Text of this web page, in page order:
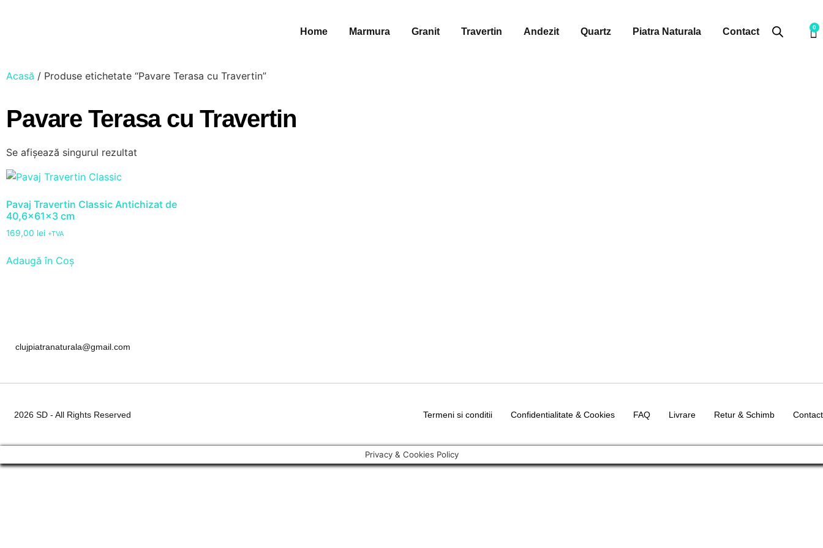
Home Marmura Granit Travertin Andezit Quartz Piatra Naturala Contact 0
Acasă / Produse etichetate “Pavare Terasa cu Travertin”
Pavare Terasa cu Travertin
Se afișează singurul rezultat
Pavaj Travertin Classic Antichizat de
40,6x61x3 cm
169,00 lei +TVA
Adaugă în Coș
clujpiatranaturala@gmail.com
2026 SD - All Rights Reserved Termeni si conditii Confidentialitate & Cookies FAQ Livrare Retur & Schimb Contact
Privacy & Cookies Policy